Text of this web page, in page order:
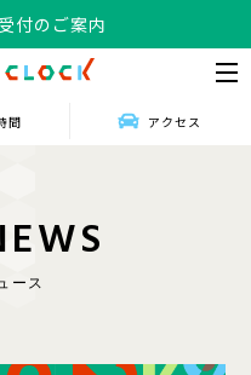
付のご案内
間 アクセス
EWS
ース